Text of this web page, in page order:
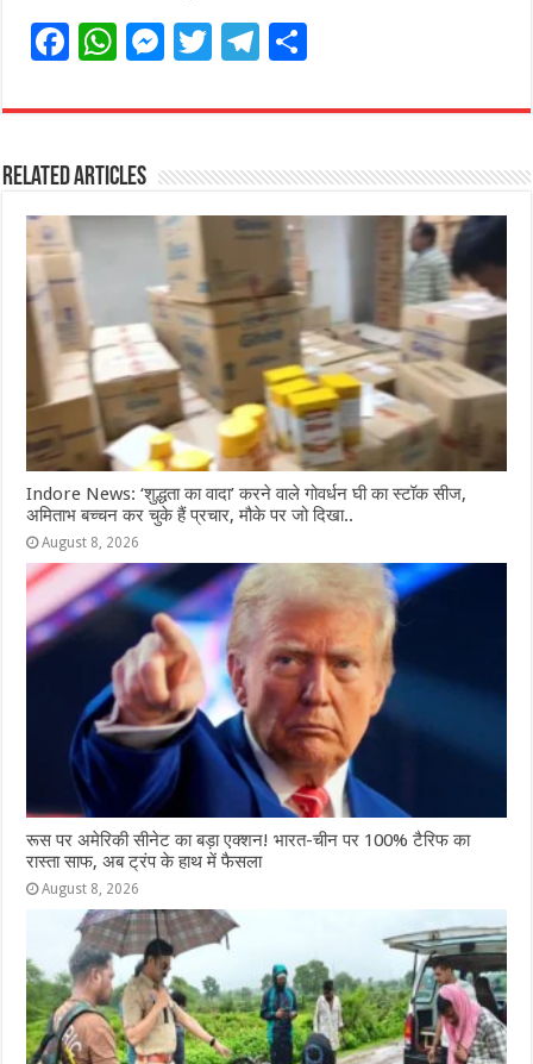
F
c
e
b
o
o
k
W
at
s
A
p
M
ss
n
g
e
r
T
itt
r
T
e
ra
m
ar
Related Articles
Indore News: ‘शुद्धता का वादा’ करने वाले गोवर्धन घी का स्टॉक सीज,
अमिताभ बच्चन कर चुके हैं प्रचार, मौके पर जो दिखा..
August 8, 2026
रूस पर अमेरिकी सीनेट का बड़ा एक्शन! भारत-चीन पर 100% टैरिफ का
रास्ता साफ, अब ट्रंप के हाथ में फैसला
August 8, 2026